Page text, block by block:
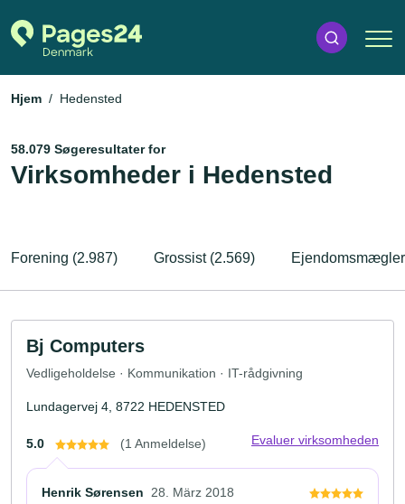
Hjem Hedensted
58.079 Søgeresultater for
Virksomheder i Hedensted
Forening (2.987) Grossist (2.569)
Bj Computers
Vedligeholdelse · Kommunikation · IT-rådgivning
Lundagervej 4, 8722 HEDENSTED
5.0 (1 Anmeldelse) Evaluer virksomheden
Henrik Sørensen 28. März 2018